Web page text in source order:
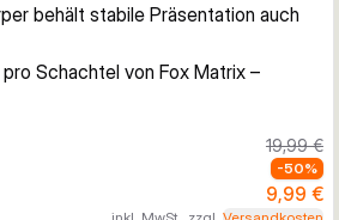
behält stabile Präsentation auch
Schachtel von Fox Matrix –
19,99 €
-50%
9,99 €